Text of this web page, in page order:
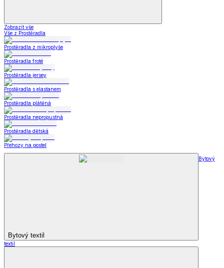
Zobrazit vše
Vše z Prostěradla
Prostěradla z mikroplyše
Prostěradla froté
Prostěradla jersey
Prostěradla s elastanem
Prostěradla plátěná
Prostěradla nepropustná
Prostěradla dětská
Přehozy na postel
Bytový textil
Bytový
textil